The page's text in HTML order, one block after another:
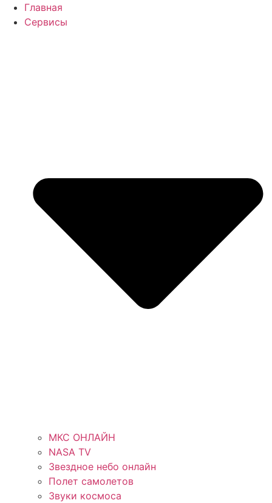
ПерейтиГлавная
Сервисы
МКС ОНЛАЙН
NASA TV
Звездное небо онлайн
Полет самолетов
Звуки космоса